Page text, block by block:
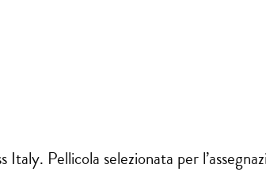
Pellicola selezionata per